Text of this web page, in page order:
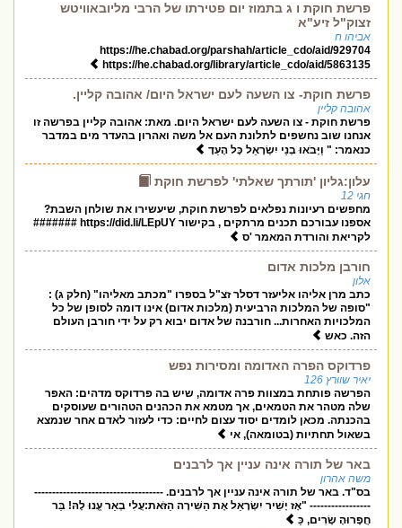
פרשת חוקת ו ג בתמוז יום פטירתו של הרבי מליובאוויטש
זצוק"ל זיע"א
אביהו ח
https://he.chabad.org/parshah/article_cdo/aid/929704
https://he.chabad.org/library/article_cdo/aid/5863135
פרשת חוקת- צו השעה לעם ישראל היום/ אהובה קליין.
אהובה קליין
פרשת חוקת - צו השעה לעם ישראל היום. מאת: אהובה קליין בפרשה זו
אנחנו שוב נחשפים לתלונת העם אל משה ואהרון בהעדר מים במדבר
כנאמר: " וַיָּבֹאוּ בְנֵי יִשְׂרָאֵל כָּל הָעֵדָ
עלון:גליון 'תורתך שאלתי' לפרשת חוקת
חגי 12
מחפשים רעיונות נפלאים לפרשת חוקת, שיעשירו את שולחן השבת?
אספנו עבורכם תכנים מרתקים , בקישור https://did.li/LEpUY #######
לקריאת והורדת המאמר 'ס
חורבן מלכות אדום
אלון
כתב מרן אליהו אליעזר דסלר זצ"ל בספרו "מכתב מאליהו" (חלק ג) :
"סופה של המלכות הרביעית (מלכות אדום) אינו דומה לסופן של כל
המלכויות האחרות... חורבנה של אדום יבוא רק על ידי חורבן העולם
הזה. כאש
פרדוקס הפרה האדומה ומסירות נפש
יאיר שוורץ 126
הפרשה פותחת במצוות פרה אדומה, שיש בה פרדוקס מדהים: האפר
שלה מטהר את הטמאים, אך מטמא את הכהנים הטהורים שעוסקים
בהכנתה. מכאן לומדים יסוד עצום לחיים: כדי לעזור לאדם אחר שנמצא
בשאול תחתיות (בטומאה), אי
באר של תורה אינה עניין אך לרבנים
משה אהרון
בס"ד. באר של תורה אינה עניין אך לרבנים. ------------------------------------
----------------- "אָז יָשִׁיר יִשְׂרָאֵל אֶת הַשִּׁירָה הַזֹּאת:עֲלִי בְאֵר עֱנוּ לָהּ! בֵּר
חֲפָרוּהָ שָׂרִים, כֵּ